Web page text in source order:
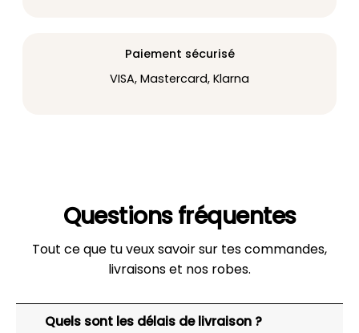
Paiement sécurisé
VISA, Mastercard, Klarna
Questions fréquentes
Tout ce que tu veux savoir sur tes commandes,
livraisons et nos robes.
Quels sont les délais de livraison ?